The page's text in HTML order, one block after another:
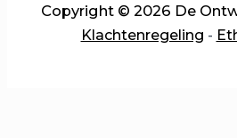
Copyright © 2026 De
Klachtenregeling -